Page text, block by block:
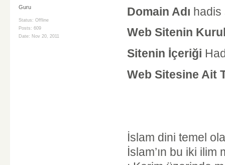
Guru
Status: Offline
Posts: 609
Date: Nov 20, 2011
Domain Adı hadis
Web Sitenin
Sitenin İçeriği
Web Sitesine Ait
İslam dini temel
İslam’ın bu iki